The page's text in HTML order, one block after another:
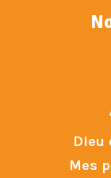
Dieu
Mes